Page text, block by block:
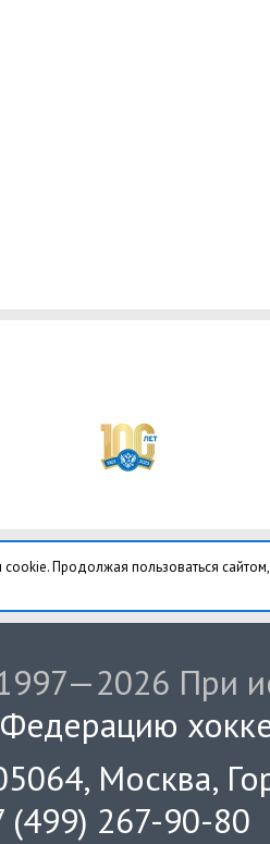
Продолжая пользоваться
При
Федерацию
Москва,
(499) 267-90-80